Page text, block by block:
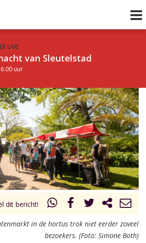
LIVE:
van Sleutelstad
uur
Sleutelstad
uur 1 van 0 Volgend uur
dit bericht!
in de hortus trok niet eerder zoveel
bezoekers. (Foto: Simone Both)